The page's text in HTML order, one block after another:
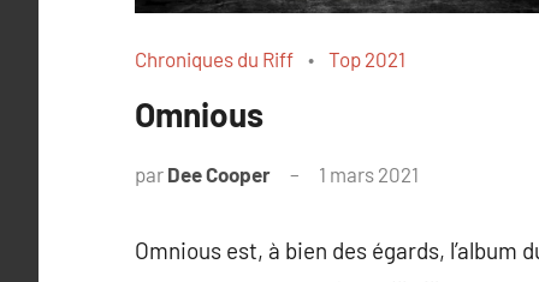
Chroniques du Riff Top 2021
Omnious
par Dee Cooper 1 mars 2021
Omnious est, à bien des égards, l’album